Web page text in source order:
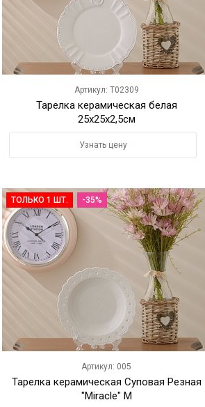
Артикул: T02309
Тарелка керамическая белая
25х25х2,5см
Узнать цену
ТОЛЬКО 1 ШТ. -35%
Артикул: 005
Тарелка керамическая Суповая Резная
"Miracle" M